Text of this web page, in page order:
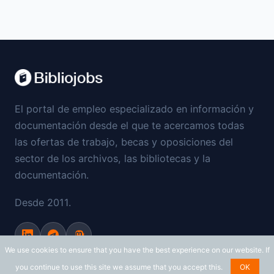
El portal de empleo especializado en información y
documentación desde el que te acercamos todas
las ofertas de trabajo, becas y oposiciones del
sector de los archivos, las bibliotecas y la
documentación.
Desde 2011.
Copyright © 2011 - 2026 Bibliojobs.net
We use cookies to ensure that you have the best experience on our website. If
you continue to use this site we assume that you accept this.
OK